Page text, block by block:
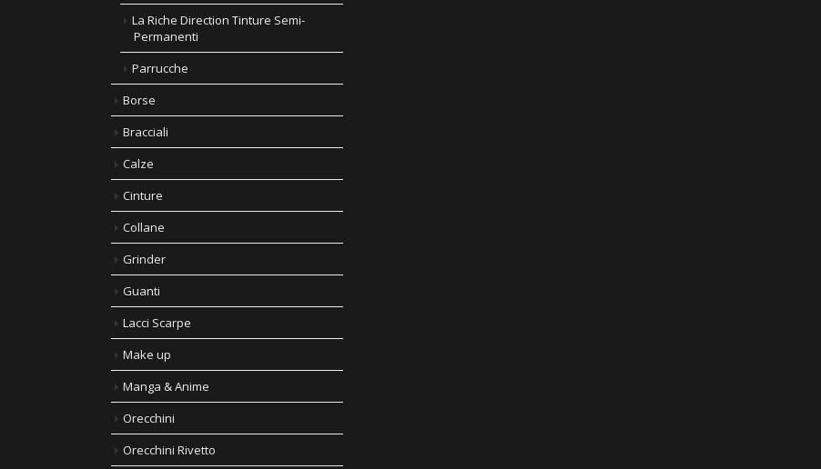
La Riche Direction Tinture Semi-
Permanenti
Parrucche
Borse
Bracciali
Calze
Cinture
Collane
Grinder
Guanti
Lacci Scarpe
Make up
Manga & Anime
Orecchini
Orecchini Rivetto